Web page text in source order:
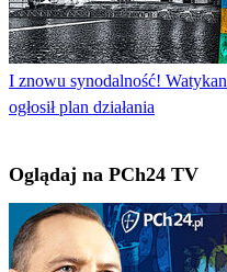
I znowu synodalność! Watykan
ogłosił plan działania
Oglądaj na PCh24 TV